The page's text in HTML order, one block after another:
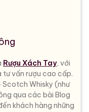
Rượu Xách Tay, với
tư vấn rượu cao cấp.
Scotch Whisky (như
qua các bài Blog
khách hàng những